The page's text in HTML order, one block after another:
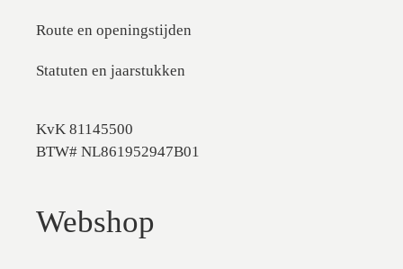
Route en openingstijden
Statuten en jaarstukken
KvK 81145500
BTW# NL861952947B01
Webshop